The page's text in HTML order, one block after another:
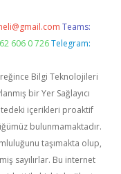
Teams:
606 0 726 Telegram:
Bilgi Teknolojileri
bir Yer Sağlayıcı
içerikleri proaktif
bulunmamaktadır.
taşımakta olup,
sayılırlar. Bu internet